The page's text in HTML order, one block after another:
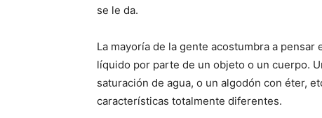
se le da.
La mayoría de la gente acostumbra a
líquido por parte de un objeto o un cuerpo.
saturación de agua, o un algodón con éter,
características totalmente diferentes.